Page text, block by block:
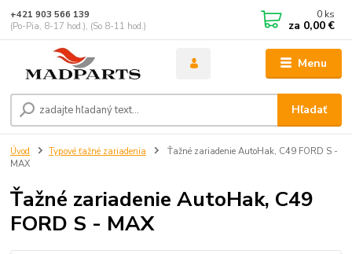
Menu
Hľadať
+421 903 566 139
(Po-Pia, 8-17 hod.), (So 8-11 hod.)
0 ks
za 0,00 €
Úvod Typové ťažné zariadenia
Ťažné zariadenie AutoHak, C49 FORD S -
MAX
Ťažné zariadenie AutoHak, C49
FORD S - MAX